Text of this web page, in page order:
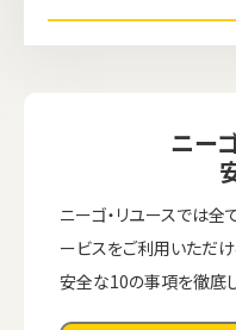
ニー
ニーゴ・リユースでは
ービスをご利用いただけ
安全な10の事項を徹底し